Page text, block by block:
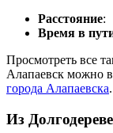
Расстояние:
Время в
Просмотреть все
Алапаевск можно
города Алапаевска.
Из